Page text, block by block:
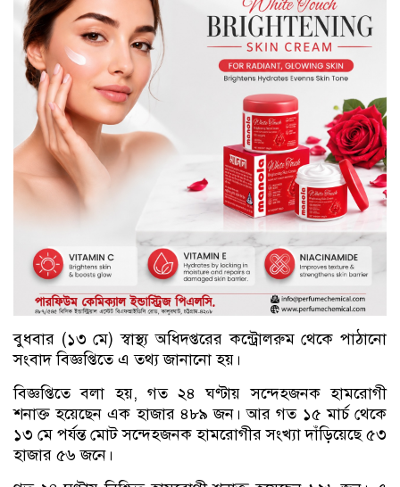
বুধবার (১৩ মে) স্বাস্থ্য অধিদপ্তরের কন্ট্রোলরুম থেকে পাঠানো
সংবাদ বিজ্ঞপ্তিতে এ তথ্য জানানো হয়।
বিজ্ঞপ্তিতে বলা হয়, গত ২৪ ঘণ্টায় সন্দেহজনক হামরোগী
শনাক্ত হয়েছেন এক হাজার ৪৮৯ জন। আর গত ১৫ মার্চ থেকে
১৩ মে পর্যন্ত মোট সন্দেহজনক হামরোগীর সংখ্যা দাঁড়িয়েছে ৫৩
হাজার ৫৬ জনে।